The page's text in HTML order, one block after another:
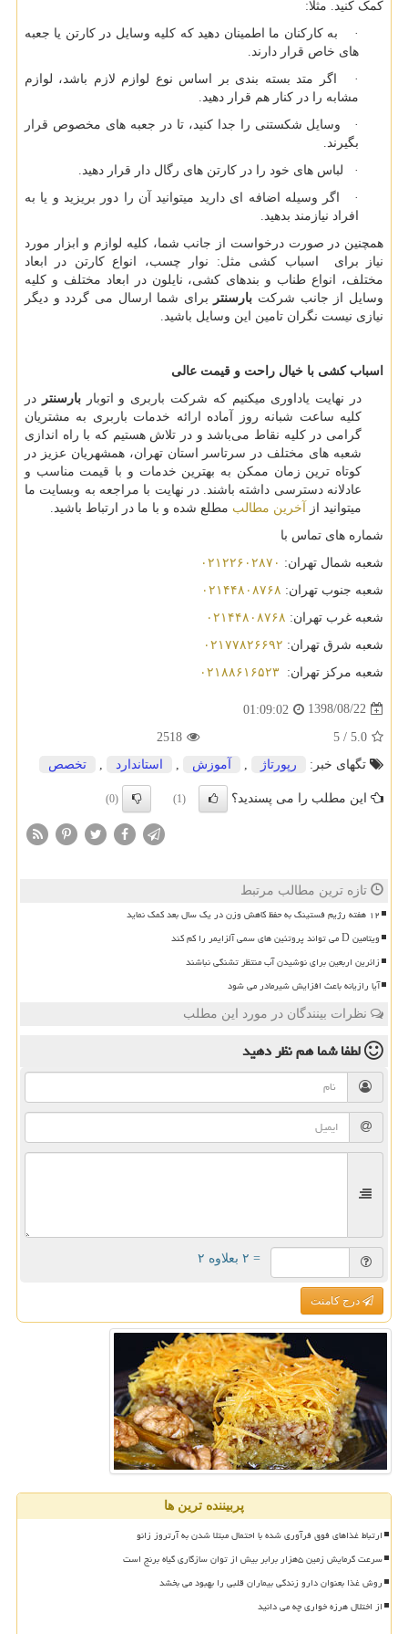
کمک کنید. مثلا:
· به کارکنان ما اطمینان دهید که کلیه وسایل در کارتن یا جعبه
های خاص قرار دارند.
· اگر متد بسته بندی بر اساس نوع لوازم لازم باشد، لوازم
مشابه را در کنار هم قرار دهید.
· وسایل شکستنی را جدا کنید، تا در جعبه های مخصوص قرار
بگیرند.
· لباس های خود را در کارتن های رگال دار قرار دهید.
· اگر وسیله اضافه ای دارید میتوانید آن را دور بریزید و یا به
افراد نیازمند بدهید.
همچنین در صورت درخواست از جانب شما، کلیه لوازم و ابزار مورد
نیاز برای اسباب کشی مثل: نوار چسب، انواع کارتن در ابعاد
مختلف، انواع طناب و بندهای کشی، نایلون در ابعاد مختلف و کلیه
وسایل از جانب شرکت بارسنتر
برای شما ارسال می گردد و دیگر
نیازی نیست نگران تامین این وسایل باشید.
اسباب کشی با خیال راحت و قیمت عالی
در نهایت یاداوری میکنیم که شرکت باربری و اتوباربارسنتر
در
کلیه ساعت شبانه روز آماده ارائه خدمات باربری به مشتریان
گرامی در کلیه نقاط می‌باشد و در تلاش هستیم که با راه اندازی
شعبه های مختلف در سرتاسر استان تهران، همشهریان عزیز در
کوتاه ترین زمان ممکن به بهترین خدمات و با قیمت مناسب و
عادلانه دسترسی داشته باشند. در نهایت با مراجعه به وبسایت ما
میتوانید از
آخرین مطالب مطلع شده و با ما در ارتباط باشید.
شماره های تماس با
شعبه شمال تهران: ۰۲۱۲۲۶۰۲۸۷۰
شعبه جنوب تهران: ۰۲۱۴۴۸۰۸۷۶۸
شعبه غرب تهران: ۰۲۱۴۴۸۰۸۷۶۸
شعبه شرق تهران: ۰۲۱۷۷۸۲۶۶۹۲
شعبه مرکز تهران: ۰۲۱۸۸۶۱۶۵۲۳
1398/08/22
01:09:02
5.0
/
5
2518
تگهای خبر:
رپورتاژ آموزش استاندارد تخصص
این مطلب را می پسندید؟ (1)
(0)
تازه ترین مطالب مرتبط
۱۲ هفته رژیم فستینگ به حفظ کاهش وزن در یک سال بعد کمک نماید
ویتامین D می تواند پروتئین های سمی آلزایمر را کم کند
زائرین اربعین برای نوشیدن آب منتظر تشنگی نباشند
آیا رازیانه باعث افزایش شیرمادر می شود
نظرات بینندگان در مورد این مطلب
لطفا شما همنظر دهید
= ۲ بعلاوه ۲
درج کامنت
پربیننده ترین ها
ارتباط غذاهای فوق فرآوری شده با احتمال مبتلا شدن به آرتروز زانو
سرعت گرمایش زمین ۵هزار برابر بیش از توان سازگاری گیاه برنج است
روش غذا بعنوان دارو زندگی بیماران قلبی را بهبود می بخشد
از اختلال هرزه خواری چه می دانید